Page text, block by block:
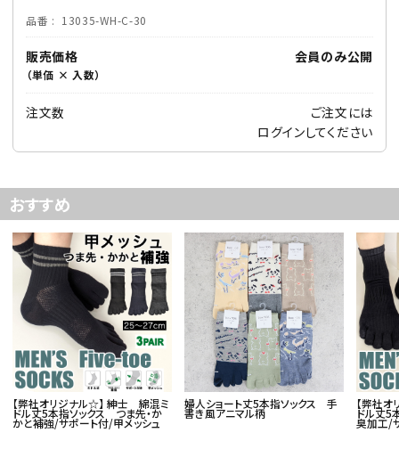
品番 13035-WH-C-30
販売価格
（単価 × 入数）
会員のみ公開
注文数
ご注文には
ログインしてください
おすすめ
【弊社オリジナル☆】 紳士 綿混ミ
ドル丈5本指ソックス つま先・か
かと補強/サポート付/甲メッシュ
婦人ショート丈5本指ソックス 手
書き風アニマル柄
【弊社
ドル丈5
臭加工/